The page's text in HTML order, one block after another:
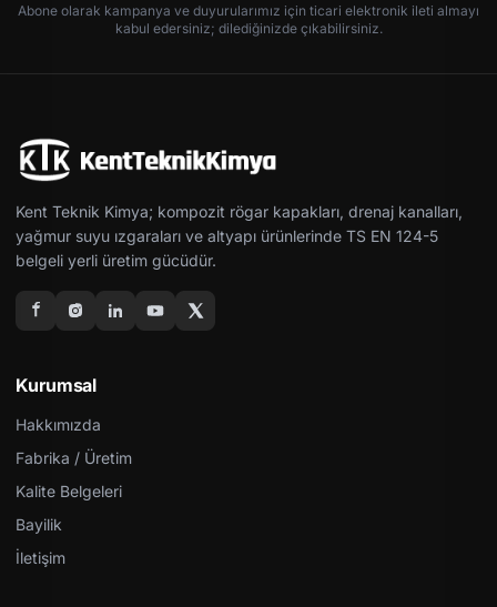
Abone olarak kampanya ve duyurularımız için ticari elektronik ileti almayı
kabul edersiniz; dilediğinizde çıkabilirsiniz.
Kent Teknik Kimya; kompozit rögar kapakları, drenaj kanalları,
yağmur suyu ızgaraları ve altyapı ürünlerinde TS EN 124-5
belgeli yerli üretim gücüdür.
Kurumsal
Hakkımızda
Fabrika / Üretim
Kalite Belgeleri
Bayilik
İletişim